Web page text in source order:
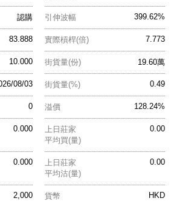
認購 399.62%
引伸波幅
83.888 7.773
實際槓桿(倍)
10.000 19.60萬
街貨量(份)
08/03 0.49
街貨量(%)
0 128.24%
溢價
0.000 0.00
上日莊家
平均買(量)
0.000 0.00
上日莊家
平均沽(量)
2,000 HKD
貨幣